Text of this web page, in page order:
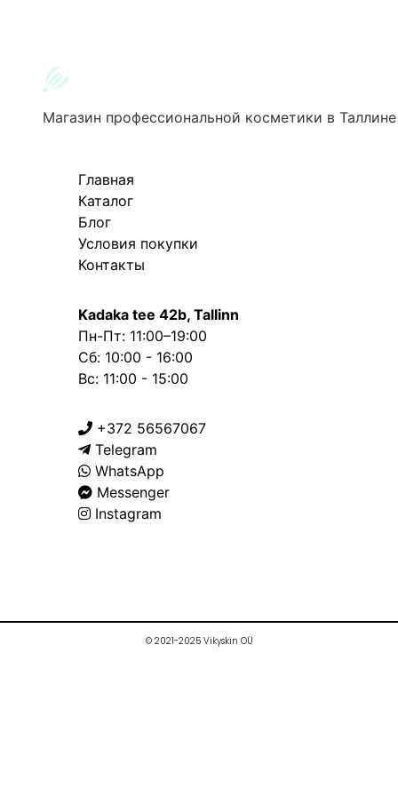
Магазин профессиональной косметики в Таллине
Главная
Каталог
Блог
Условия покупки
Контакты
Kadaka tee 42b, Tallinn
Пн-Пт: 11:00–19:00
Сб: 10:00 - 16:00
Вс: 11:00 - 15:00
+372 56567067
Telegram
WhatsApp
Messenger
Instagram
© 2021-2025 Vikyskin OÜ